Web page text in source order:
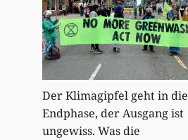
Der Klimagipfel geht in die
Endphase, der Ausgang ist
ungewiss. Was die